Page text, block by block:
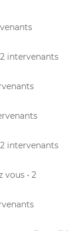
2 intervenants
2 intervenants
vous • 2